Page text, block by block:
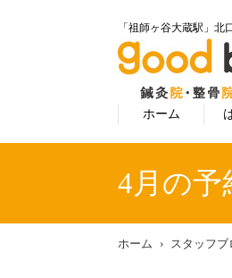
「祖師ヶ谷大蔵駅」北
ホーム
4月の予
ホーム スタッフブ